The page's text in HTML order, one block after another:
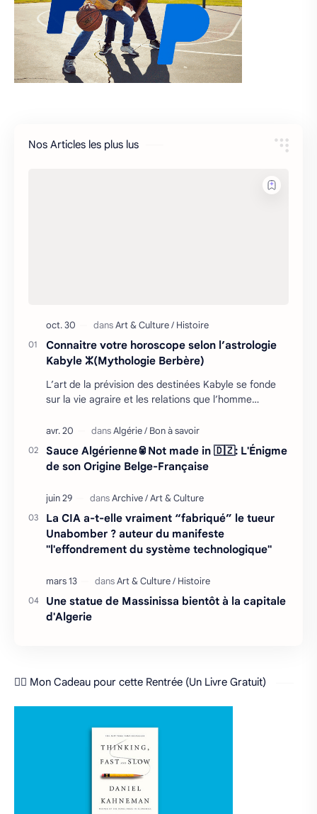
Nos Articles les plus lus
Connaitre votre horoscope selon l’astrologie
Kabyle ⵣ(Mythologie Berbère)
L’art de la prévision des destinées Kabyle se fonde
sur la vie agraire et les relations que l’homme
Sauce Algérienne🥫Not made in 🇩🇿: L'Énigme
de son Origine Belge-Française
La CIA a-t-elle vraiment “fabriqué” le tueur
Unabomber ? auteur du manifeste
"l'effondrement du système technologique"
Une statue de Massinissa bientôt à la capitale
d'Algerie
❤️‍🔥 Mon Cadeau pour cette Rentrée (Un Livre Gratuit)